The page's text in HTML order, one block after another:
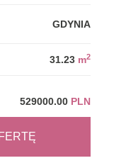
GDYNIA
31.23 m2
529000.00 PLN